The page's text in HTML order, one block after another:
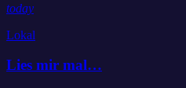
today
Lokal
Lies mir mal…